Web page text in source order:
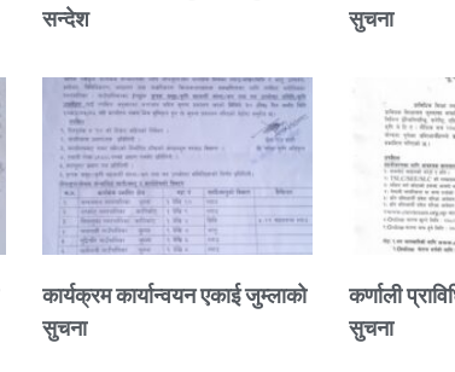
सन्देश
सुचना
कार्यक्रम कार्यान्वयन एकाई जुम्लाको
सुचना
कर्णाली
सुचना